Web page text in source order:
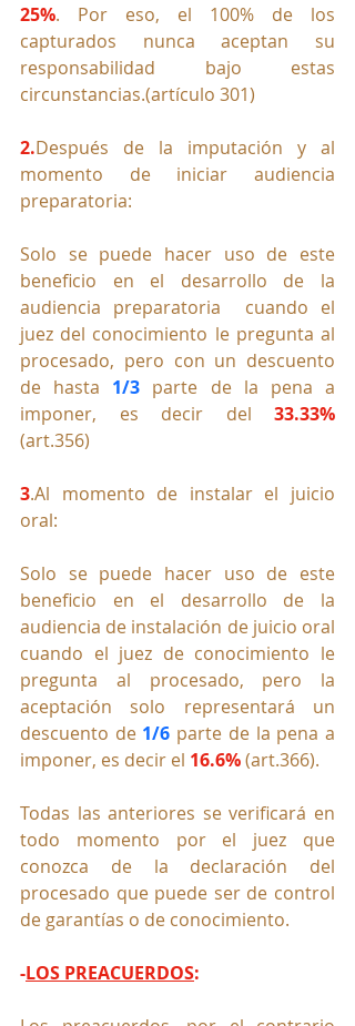
25%. Por eso, el 100% de los
capturados nunca aceptan su
responsabilidad bajo estas
circunstancias.(artículo 301)
2.Después de la imputación y al
momento de iniciar audiencia
preparatoria:
Solo se puede hacer uso de este
beneficio en el desarrollo de la
audiencia preparatoria  cuando el
juez del conocimiento le pregunta al
procesado, pero con un descuento
de hasta 1/3 parte de la pena a
imponer, es decir del 33.33%
(art.356)
3.Al momento de instalar el juicio
oral:
Solo se puede hacer uso de este
beneficio en el desarrollo de la
audiencia de instalación de juicio oral
cuando el juez de conocimiento le
pregunta al procesado, pero la
aceptación solo representará un
descuento de 1/6 parte de la pena a
imponer, es decir el 16.6% (art.366).
Todas las anteriores se verificará en
todo momento por el juez que
conozca de la declaración del
procesado que puede ser de control
de garantías o de conocimiento.
-LOS PREACUERDOS: